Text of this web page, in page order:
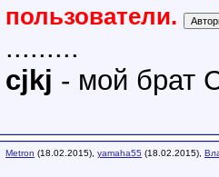
пользователи.
.........
cjkj - мой брат
Metron (18.02.2015), yamaha55 (18.02.2015),